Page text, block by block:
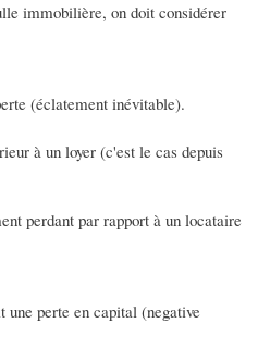
immobilière, on doit considérer
(éclatement inévitable).
à un loyer (c'est le cas depuis
perdant par rapport à un locataire
perte en capital (negative